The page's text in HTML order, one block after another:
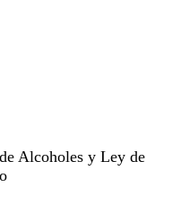
Alcoholes y Ley de